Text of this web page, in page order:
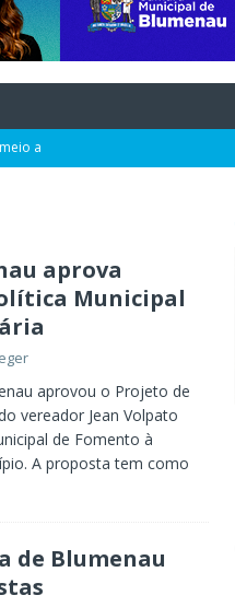
a
se
GERAL
aprova
Municipal
aprovou o Projeto de
vereador Jean Volpato
de Fomento à
A proposta tem como
de Blumenau